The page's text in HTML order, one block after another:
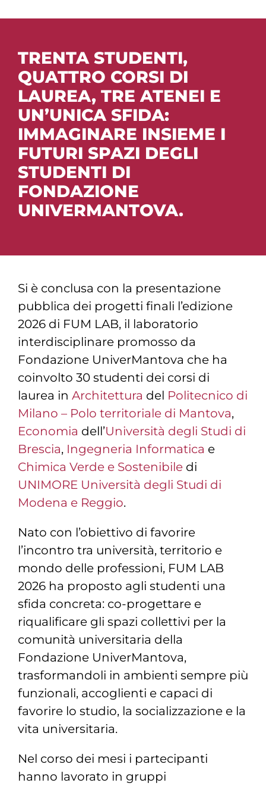
t
TRENTA STUDENTI,
QUATTRO CORSI DI
LAUREA, TRE ATENEI E
UN’UNICA SFIDA:
IMMAGINARE INSIEME I
FUTURI SPAZI DEGLI
STUDENTI DI
FONDAZIONE
UNIVERMANTOVA.
Si è conclusa con la presentazione
pubblica dei progetti finali l’edizione
2026 di FUM LAB, il laboratorio
interdisciplinare promosso da
Fondazione UniverMantova che ha
coinvolto 30 studenti dei corsi di
laurea in Architettura del Politecnico di
Milano – Polo territoriale di Mantova,
Economia dell’Università degli Studi di
Brescia, Ingegneria Informatica e
Chimica Verde e Sostenibiledi
UNIMORE Università degli Studi di
Modena e Reggio.
Nato con l’obiettivo di favorire
l’incontro tra università, territorio e
mondo delle professioni, FUM LAB
2026 ha proposto agli studenti una
sfida concreta: co-progettare e
riqualificare gli spazi collettivi per la
comunità universitaria della
Fondazione UniverMantova,
trasformandoli in ambienti sempre più
funzionali, accoglienti e capaci di
favorire lo studio, la socializzazione e la
vita universitaria.
Nel corso dei mesi i partecipanti
hanno lavorato in gruppi